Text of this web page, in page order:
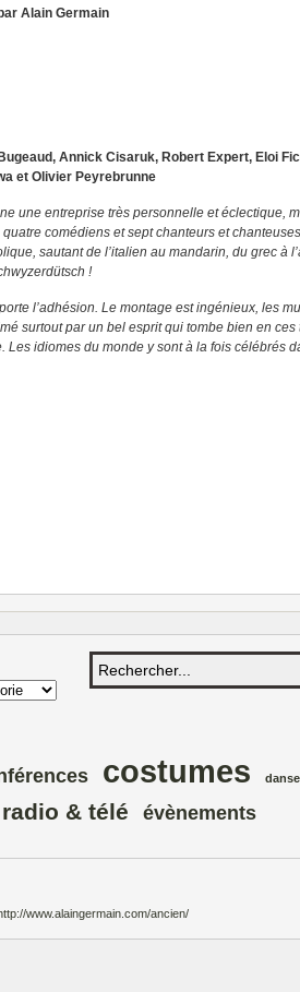
Alain Germain
Annick Cisaruk, Robert Expert, Eloi
et Olivier Peyrebrunne
une entreprise très personnelle et éclectique,
comédiens et sept chanteurs et
sautant de l’italien au mandarin, du grec à
!
l’adhésion. Le montage est ingénieux, les
surtout par un bel esprit qui tombe bien en
Les idiomes du monde y sont à la fois célébrés
costumes danse
radio & télé évènements
www.alaingermain.com/ancien/